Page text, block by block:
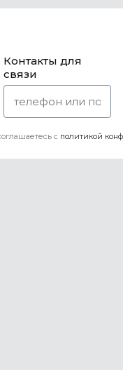
Контакты для
связи
c политикой